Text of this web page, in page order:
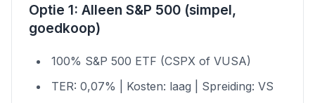
Optie 1: Alleen S&P 500 (simpel,
goedkoop)
100% S&P 500 ETF (CSPX of VUSA)
TER: 0,07% | Kosten: laag | Spreiding: VS